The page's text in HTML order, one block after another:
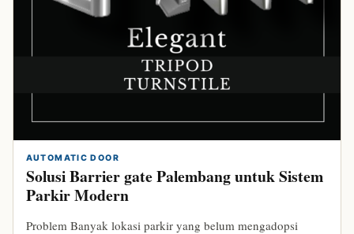
AUTOMATIC DOOR
Solusi Barrier gate Palembang untuk Sistem
Parkir Modern
Problem Banyak lokasi parkir yang belum mengadopsi